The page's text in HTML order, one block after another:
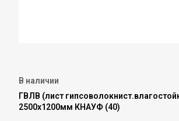
В наличии
ГВЛВ (лист
2500х1200мм КНАУФ (40)